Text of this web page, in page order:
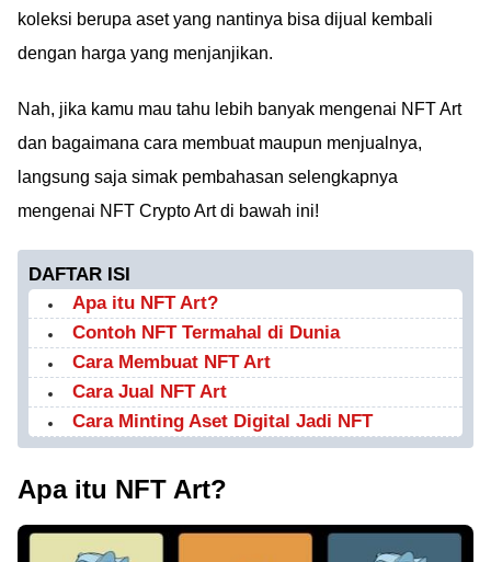
koleksi berupa aset yang nantinya bisa dijual kembali
dengan harga yang menjanjikan.
Nah, jika kamu mau tahu lebih banyak mengenai NFT Art
dan bagaimana cara membuat maupun menjualnya,
langsung saja simak pembahasan selengkapnya
mengenai NFT Crypto Art di bawah ini!
DAFTAR ISI
Apa itu NFT Art?
Contoh NFT Termahal di Dunia
Cara Membuat NFT Art
Cara Jual NFT Art
Cara Minting Aset Digital Jadi NFT
Apa itu NFT Art?